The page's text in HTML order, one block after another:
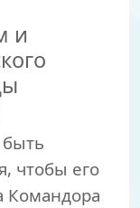
и
чтобы его
Командора